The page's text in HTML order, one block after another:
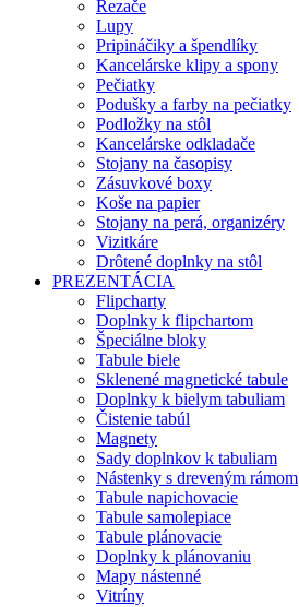
Rezače
Lupy
Pripináčiky a špendlíky
Kancelárske klipy a spony
Pečiatky
Podušky a farby na pečiatky
Podložky na stôl
Kancelárske odkladače
Stojany na časopisy
Zásuvkové boxy
Koše na papier
Stojany na perá, organizéry
Vizitkáre
Drôtené doplnky na stôl
PREZENTÁCIA
Flipcharty
Doplnky k flipchartom
Špeciálne bloky
Tabule biele
Sklenené magnetické tabule
Doplnky k bielym tabuliam
Čistenie tabúl
Magnety
Sady doplnkov k tabuliam
Nástenky s dreveným rámom
Tabule napichovacie
Tabule samolepiace
Tabule plánovacie
Doplnky k plánovaniu
Mapy nástenné
Vitríny